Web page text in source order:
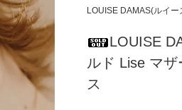
LOUISE DAMAS(ルイー
LOUISE
ルド Lise マ
ス